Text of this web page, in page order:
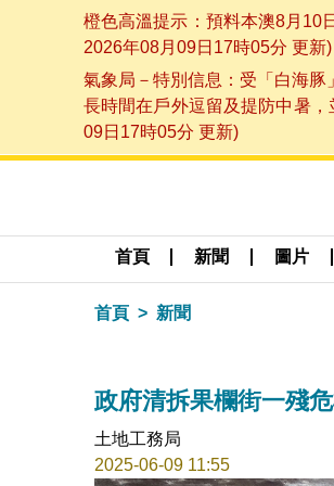
橙色高溫提示：預料本澳8月10
2026年08月09日17時05分 更新)
氣象局－特別信息：受「白海
長時間在戶外逗留及提防中暑
09日17時05分 更新)
首頁 新聞 圖片
首頁 新聞
政府清拆果欄街一殘
土地工務局
2025-06-09 11:55